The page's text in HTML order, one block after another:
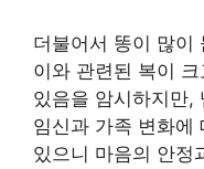
더불어서 똥이 많이
이와 관련된 복이
있음을 암시하지만,
임신과 가족 변화에
있으니 마음의 안정